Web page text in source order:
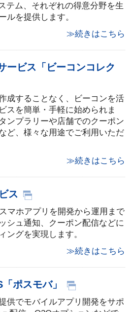
テム、それぞれの得意分野を生
ルを提供します。
≫続きはこちら
ービス「ビーコンコレク
成することなく、ビーコンを活
スを簡単・手軽に始められま
ンプラリーや店舗でのクーポン
ど、様々な用途でご利用いただ
≫続きはこちら
ス
マホアプリを開発から運用まで
シュ通知、クーポン配信などに
ングを実現します。
≫続きはこちら
ポスモバ」
供でモバイルアプリ開発をサポ